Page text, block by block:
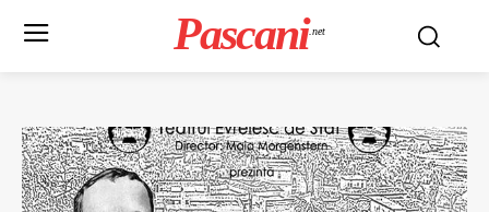
Pascani .net